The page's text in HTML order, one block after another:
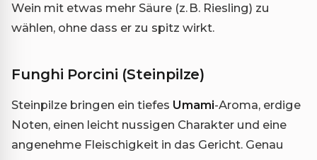
Wein mit etwas mehr Säure (z. B. Riesling) zu
wählen, ohne dass er zu spitz wirkt.
Funghi Porcini (Steinpilze)
Steinpilze bringen ein tiefes Umami-Aroma, erdige
Noten, einen leicht nussigen Charakter und eine
angenehme Fleischigkeit in das Gericht. Genau